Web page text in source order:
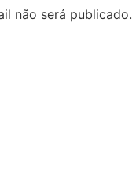
não será publicado.